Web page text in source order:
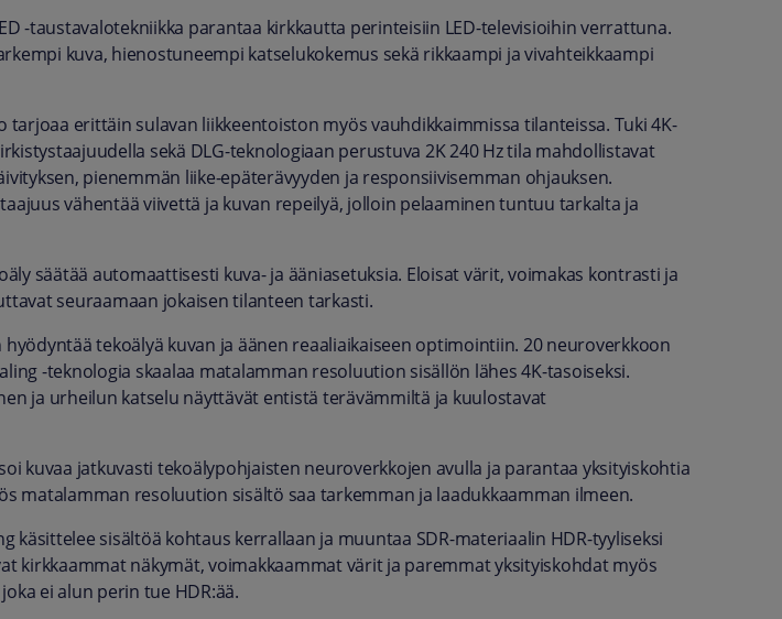
-taustavalotekniikka parantaa kirkkautta perinteisiin LED-televisioihin verrattuna.
kuva, hienostuneempi katselukokemus sekä rikkaampi ja vivahteikkaampi
tarjoaa erittäin sulavan liikkeentoiston myös vauhdikkaimmissa tilanteissa. Tuki 4K-
sekä DLG-teknologiaan perustuva 2K 240 Hz tila mahdollistavat
pienemmän liike-epäterävyyden ja responsiivisemman ohjauksen.
vähentää viivettä ja kuvan repeilyä, jolloin pelaaminen tuntuu tarkalta ja
säätää automaattisesti kuva- ja ääniasetuksia. Eloisat värit, voimakas kontrasti ja
seuraamaan jokaisen tilanteen tarkasti.
hyödyntää tekoälyä kuvan ja äänen reaaliaikaiseen optimointiin. 20 neuroverkkoon
-teknologia skaalaa matalamman resoluution sisällön lähes 4K-tasoiseksi.
ja urheilun katselu näyttävät entistä terävämmiltä ja kuulostavat
kuvaa jatkuvasti tekoälypohjaisten neuroverkkojen avulla ja parantaa yksityiskohtia
matalamman resoluution sisältö saa tarkemman ja laadukkaamman ilmeen.
käsittelee sisältöä kohtaus kerrallaan ja muuntaa SDR-materiaalin HDR-tyyliseksi
kirkkaammat näkymät, voimakkaammat värit ja paremmat yksityiskohdat myös
ei alun perin tue HDR:ää.